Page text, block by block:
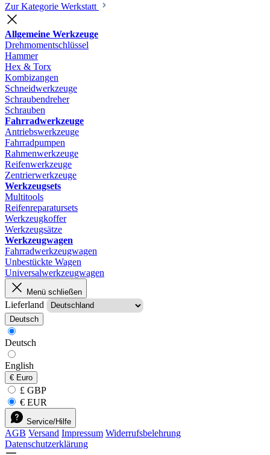
Zur Kategorie Werkstatt
Allgemeine Werkzeuge
Drehmomentschlüssel
Hammer
Hex & Torx
Kombizangen
Schneidwerkzeuge
Schraubendreher
Schrauben
Fahrradwerkzeuge
Antriebswerkzeuge
Fahrradpumpen
Rahmenwerkzeuge
Reifenwerkzeuge
Zentrierwerkzeuge
Werkzeugsets
Multitools
Reifenreparatursets
Werkzeugkoffer
Werkzeugsätze
Werkzeugwagen
Fahrradwerkzeugwagen
Unbestückte Wagen
Universalwerkzeugwagen
Menü schließen
Lieferland
Deutsch
Deutsch
English
€ Euro
£ GBP
€ EUR
Service/Hilfe
AGB Versand Impressum Widerrufsbelehrung
Datenschutzerklärung